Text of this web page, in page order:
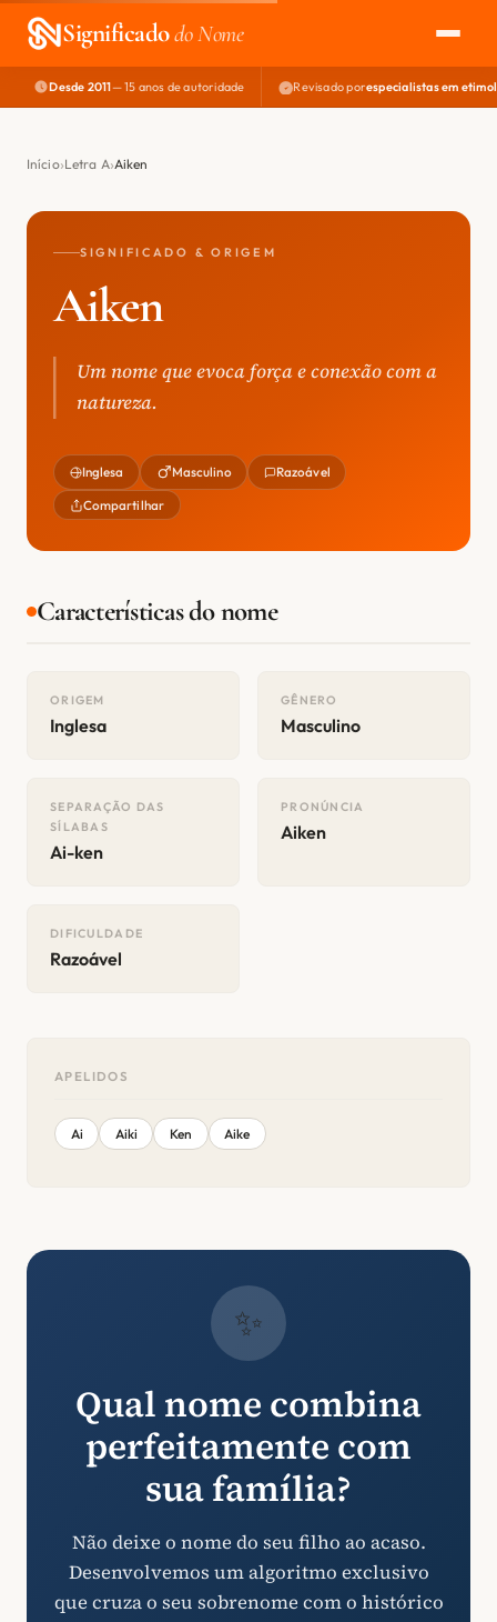
Significadodo Nome
EXPLORAR
NOME PERFEITO
Desde 2011— 15 anos de autoridade Revisado porespecialistas em
Início Letra A Aiken
SIGNIFICADO & ORIGEM
Aiken
Um nome que evoca força e conexão com a
natureza.
Inglesa Masculino Razoável
Compartilhar
Características do nome
ORIGEM
Inglesa
GÊNERO
Masculino
SEPARAÇÃO DAS
SÍLABAS
Ai-ken
PRONÚNCIA
Aiken
DIFICULDADE
Razoável
APELIDOS
Ai Aiki Ken Aike
✨
Qual nome combina
perfeitamente com
sua família?
Não deixe o nome do seu filho ao acaso.
Desenvolvemos um algoritmo exclusivo
que cruza o seu sobrenome com o histórico